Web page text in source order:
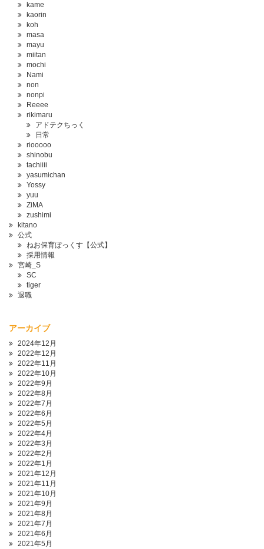
kame
kaorin
koh
masa
mayu
miitan
mochi
Nami
non
nonpi
Reeee
rikimaru
アドテクちっく
日常
riooooo
shinobu
tachiiii
yasumichan
Yossy
yuu
ZiMA
zushimi
kitano
公式
ねお保育ぼっくす【公式】
採用情報
宮崎_S
SC
tiger
退職
アーカイブ
2024年12月
2022年12月
2022年11月
2022年10月
2022年9月
2022年8月
2022年7月
2022年6月
2022年5月
2022年4月
2022年3月
2022年2月
2022年1月
2021年12月
2021年11月
2021年10月
2021年9月
2021年8月
2021年7月
2021年6月
2021年5月